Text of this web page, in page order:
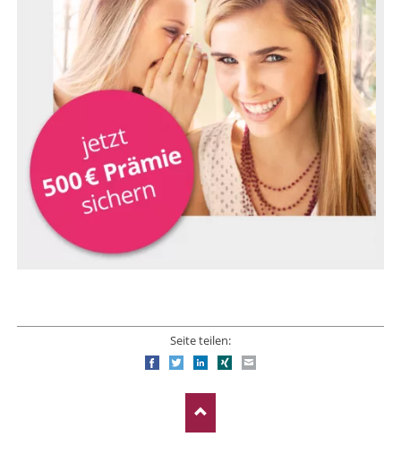
Seite teilen:
FacebookTwitterLinkedIn
Xing